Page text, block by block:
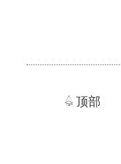
顶部